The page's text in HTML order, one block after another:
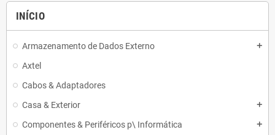
INÍCIO
Armazenamento de Dados Externo add
Axtel
Cabos & Adaptadores
Casa & Exterior
add
Componentes & Periféricos p\ Informática add